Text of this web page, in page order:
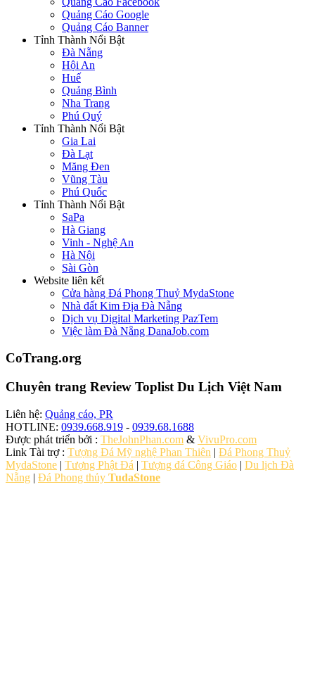
Quảng Cáo Google
Quảng Cáo Banner
Tỉnh Thành Nổi Bật
Đà Nẵng
Hội An
Huế
Quảng Bình
Nha Trang
Phú Quý
Tỉnh Thành Nổi Bật
Gia Lai
Đà Lạt
Măng Đen
Vũng Tàu
Phú Quốc
Tỉnh Thành Nổi Bật
SaPa
Hà Giang
Vinh - Nghệ An
Hà Nội
Sài Gòn
Website liên kết
Cửa hàng Đá Phong Thuỷ MydaStone
Nhà đất Kim Địa Đà Nẵng
Dịch vụ Digital Marketing PazTem
Việc làm Đà Nẵng DanaJob.com
CoTrang.org
Chuyên trang Review Toplist Du Lịch Việt Nam
Liên hệ: Quảng cáo, PR
HOTLINE: 0939.668.919 - 0939.68.1688
Được phát triển bởi : TheJohnPhan.com & VivuPro.com
Link Tài trợ : Tượng Đá Mỹ nghệ Phan Thiên | Đá Phong Thuỷ
MydaStone | Tượng Phật Đá | Tượng đá Công Giáo | Du lịch Đà
Nẵng | Đá Phong thủy TudaStone